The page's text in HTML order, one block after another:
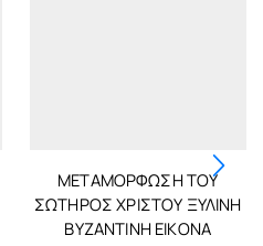
ΜΕΤΑΜΌΡΦΩΣΗ ΤΟΥ
ΣΩΤΉΡΟΣ ΧΡΙΣΤΟΎ ΞΎΛΙΝΗ
ΒΥΖΑΝΤΙΝΉ ΕΙΚΌΝΑ